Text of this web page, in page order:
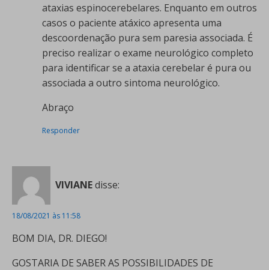
ataxias espinocerebelares. Enquanto em outros
casos o paciente atáxico apresenta uma
descoordenação pura sem paresia associada. É
preciso realizar o exame neurológico completo
para identificar se a ataxia cerebelar é pura ou
associada a outro sintoma neurológico.
Abraço
Responder
VIVIANEdisse:
18/08/2021 às 11:58
BOM DIA, DR. DIEGO!
GOSTARIA DE SABER AS POSSIBILIDADES DE